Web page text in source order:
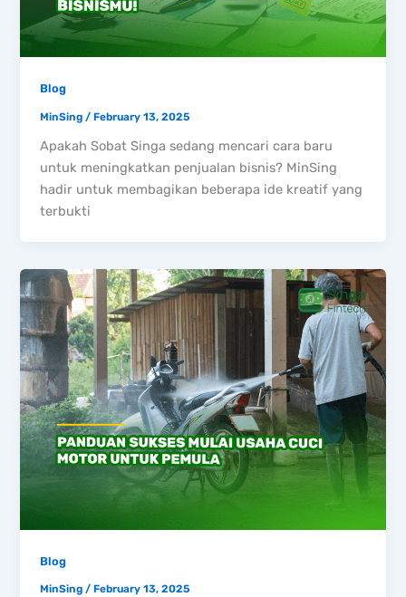
Blog
MinSing /February 13, 2025
Apakah Sobat Singa sedang mencari cara baru
untuk meningkatkan penjualan bisnis? MinSing
hadir untuk membagikan beberapa ide kreatif yang
terbukti
Blog
MinSing/February 13, 2025